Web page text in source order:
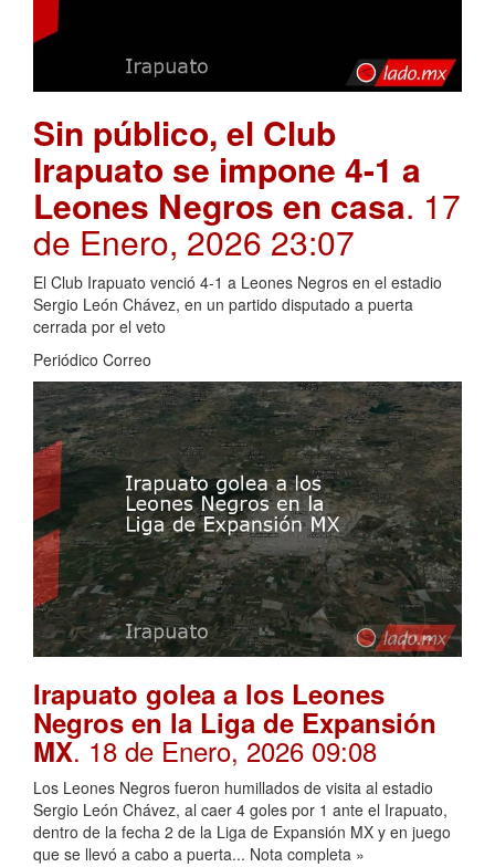
Sin público, el Club
Irapuato se impone 4-1 a
Leones Negros en casa. 17
de Enero, 2026 23:07
El Club Irapuato venció 4-1 a Leones Negros en el estadio
Sergio León Chávez, en un partido disputado a puerta
cerrada por el veto
Periódico Correo
Irapuato golea a los Leones
Negros en la Liga de Expansión
MX. 18 de Enero, 2026 09:08
Los Leones Negros fueron humillados de visita al estadio
Sergio León Chávez, al caer 4 goles por 1 ante el Irapuato,
dentro de la fecha 2 de la Liga de Expansión MX y en juego
que se llevó a cabo a puerta... Nota completa »